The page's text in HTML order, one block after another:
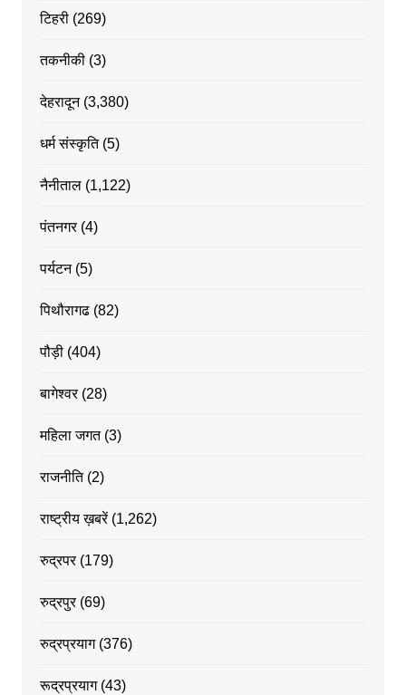
टिहरी(269)
तकनीकी(3)
देहरादून(3,380)
धर्म संस्कृति(5)
नैनीताल(1,122)
पंतनगर(4)
पर्यटन(5)
पिथौरागढ(82)
पौड़ी(404)
बागेश्वर(28)
महिला जगत(3)
राजनीति(2)
राष्ट्रीय ख़बरें(1,262)
रुद्रपर(179)
रुद्रपुर(69)
रुद्रप्रयाग(376)
रूद्रप्रयाग(43)